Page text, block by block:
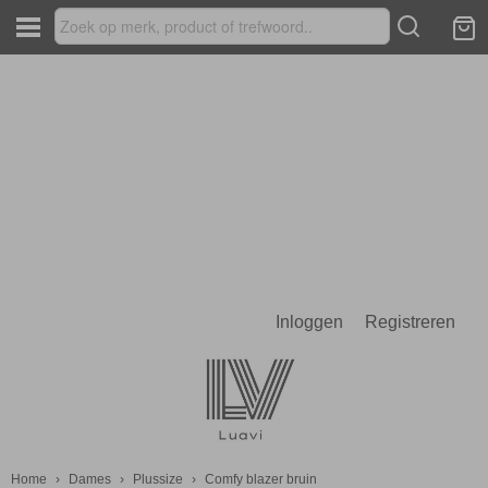
Inloggen Registreren
Home › Dames › Plussize › Comfy blazer bruin